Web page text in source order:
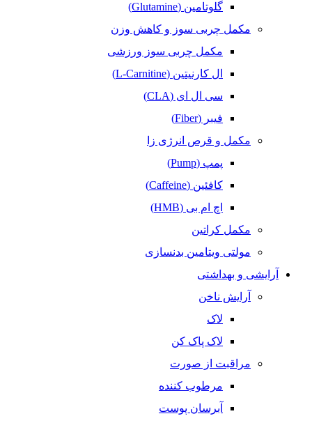
گلوتامین (Glutamine)
مکمل‌ چربی‌ سوز و کاهش وزن
مکمل چربی سوز ورزشی
ال کارنیتین (L-Carnitine)
سی ال ای (CLA)
فیبر (Fiber)
مکمل و قرص انرژی زا
پمپ (Pump)
کافئین (Caffeine)
اچ ام بی (HMB)
مکمل کراتین
مولتی ویتامین بدنسازی
آرایشی و بهداشتی
آرایش ناخن
لاک
لاک پاک کن
مراقبت از صورت
مرطوب کننده
آبرسان پوست